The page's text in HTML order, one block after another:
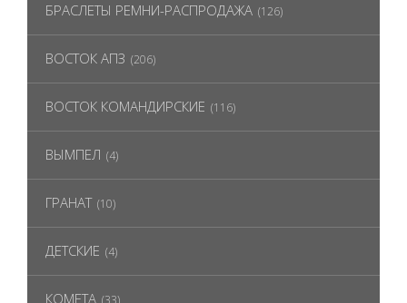
БРАСЛЕТЫ РЕМНИ-РАСПРОДАЖА (126)
ВОСТОК АПЗ (206)
ВОСТОК КОМАНДИРСКИЕ (116)
ВЫМПЕЛ (4)
ГРАНАТ (10)
ДЕТСКИЕ (4)
КОМЕТА (33)